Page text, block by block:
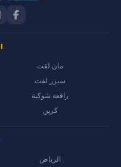
مان لفت
سيزر لفت
رافعة شوكية
كرين
الرياض